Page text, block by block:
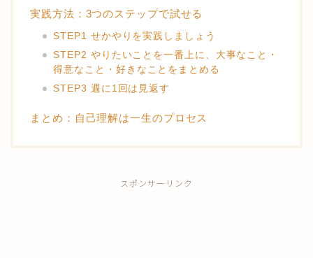
実践方法：3つのステップで試せる
STEP1 せかやりを実践しましょう
STEP2 やりたいことを一番上に、大事なこと・
得意なこと・好きなことをまとめる
STEP3 週に1回は見返す
まとめ：自己理解は一生のプロセス
スポンサーリンク